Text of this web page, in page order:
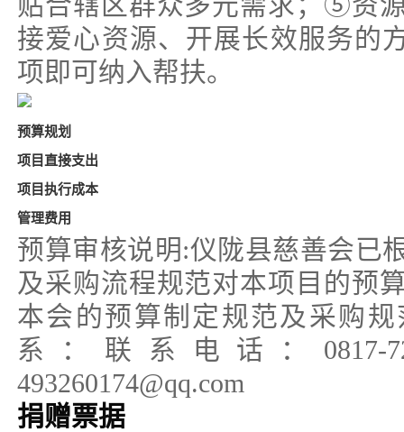
接爱心资源、开展长效服务的
项即可纳入帮扶。
预算规划
项目直接支出
项目执行成本
管理费用
预算审核说明:仪陇县慈善会已
及采购流程规范对本项目的预
本会的预算制定规范及采购
系：联系电话：0817-
493260174@qq.com
捐赠票据